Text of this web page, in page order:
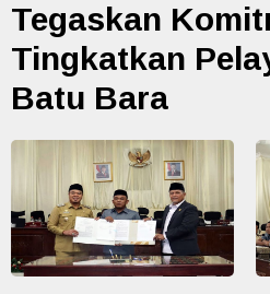
Tegaskan
Tingkatkan
Batu Bara